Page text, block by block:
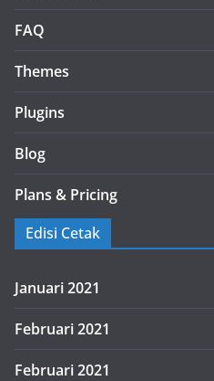
FAQ
Themes
Plugins
Blog
Plans & Pricing
Edisi Cetak
Januari 2021
Februari 2021
Februari 2021